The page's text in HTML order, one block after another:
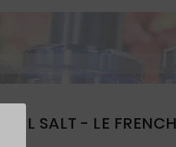
SALT - LE